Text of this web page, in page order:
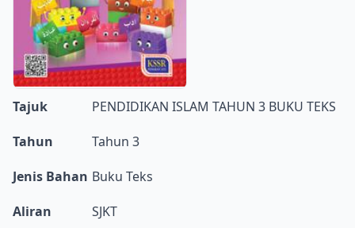
Tajuk
PENDIDIKAN ISLAM TAHUN 3 BUKU TEKS
Tahun
Tahun 3
Jenis Bahan Buku Teks
Aliran
SJKT